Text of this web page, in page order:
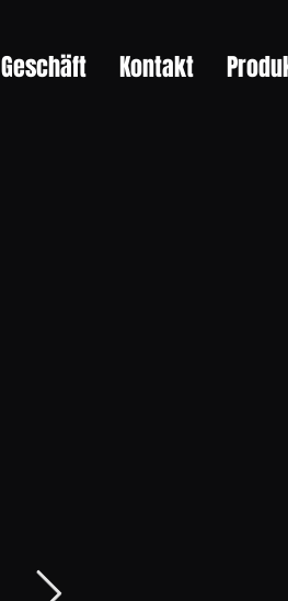
Geschäft Kontakt